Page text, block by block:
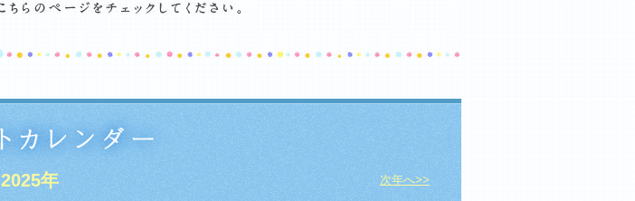
2025年 次年へ>>